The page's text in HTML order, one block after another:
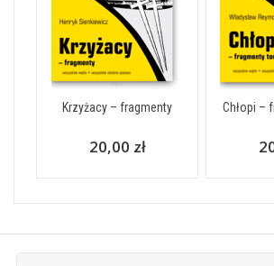
Krzyżacy – fragmenty
20,00 zł
Chłopi –